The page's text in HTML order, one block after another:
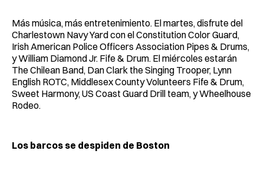
Más música, más entretenimiento. El martes, disfrute del
Charlestown Navy Yard con el Constitution Color Guard,
Irish American Police Officers Association Pipes & Drums,
y William Diamond Jr. Fife & Drum. El miércoles estarán
The Chilean Band, Dan Clark the Singing Trooper, Lynn
English ROTC, Middlesex County Volunteers Fife & Drum,
Sweet Harmony, US Coast Guard Drill team, y Wheelhouse
Rodeo.
Los barcos se despiden de Boston